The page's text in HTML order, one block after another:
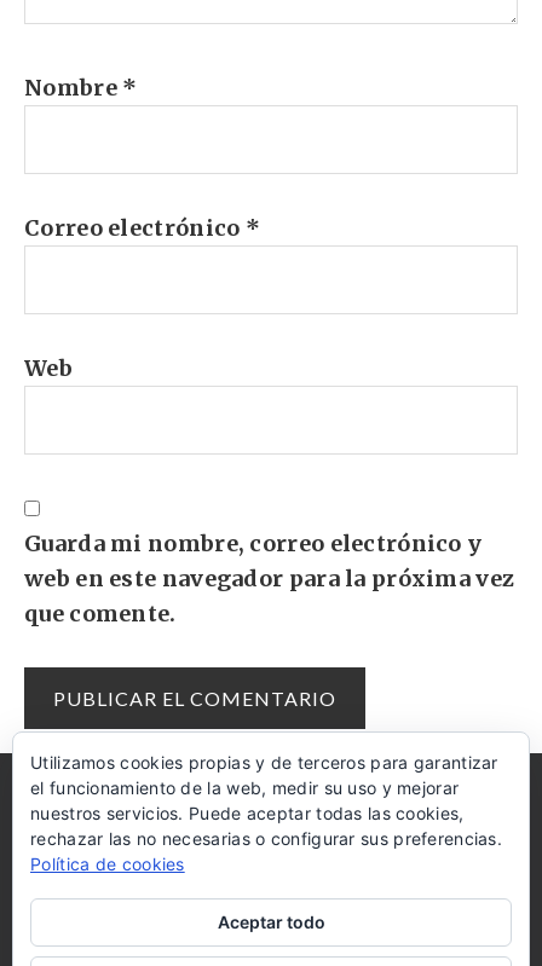
Nombre *
Correo electrónico *
Web
Guarda mi nombre, correo electrónico y
web en este navegador para la próxima vez
que comente.
AMAZON COOKIES AYUDA
DISCLAIMER
RECIBE LAS RECETAS EN TU MAIL
Utilizamos cookies propias y de terceros para garantizar
el funcionamiento de la web, medir su uso y mejorar
nuestros servicios. Puede aceptar todas las cookies,
rechazar las no necesarias o configurar sus preferencias.
Política de cookies
Aceptar todo